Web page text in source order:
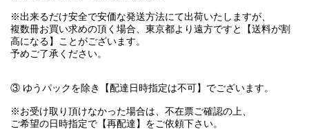
※出来るだけ安全で安価な発送方法にて出荷いたしますが、
複数冊お買い求めの頂く場合、東京都より遠方ですと【送料が割
高になる】ことがございます。
予めご了承ください。
③ ゆうパックを除き【配達日時指定は不可】でございます。
※お受け取り頂けなかった場合は、不在票ご確認の上、
ご希望の日時指定で【再配達】をご依頼下さい。